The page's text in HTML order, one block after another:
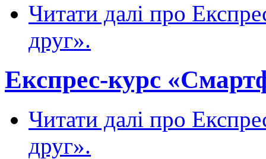
Читати далі про
друг».
Експрес-курс
Читати далі про
друг».